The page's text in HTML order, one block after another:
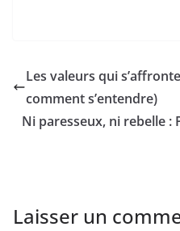
Les valeurs qui
comment s’entendre)
Ni paresseux, ni rebelle :
Laisser un